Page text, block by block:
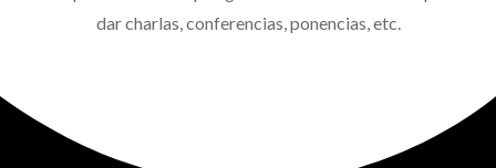
dar charlas, conferencias, ponencias, etc.